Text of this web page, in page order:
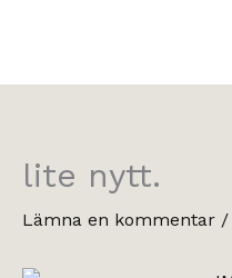
lite nytt.
Lämna en kommentar /